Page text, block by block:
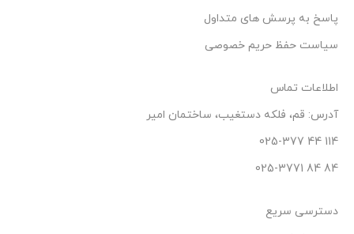
پاسخ به پرسش های متداول
سیاست حفظ حریم خصوصی
اطلاعات تماس
آدرس: قم، فلکه دستغیب، ساختمان امیر
114 44 025-377
84 84 025-3771
دسترسی سریع